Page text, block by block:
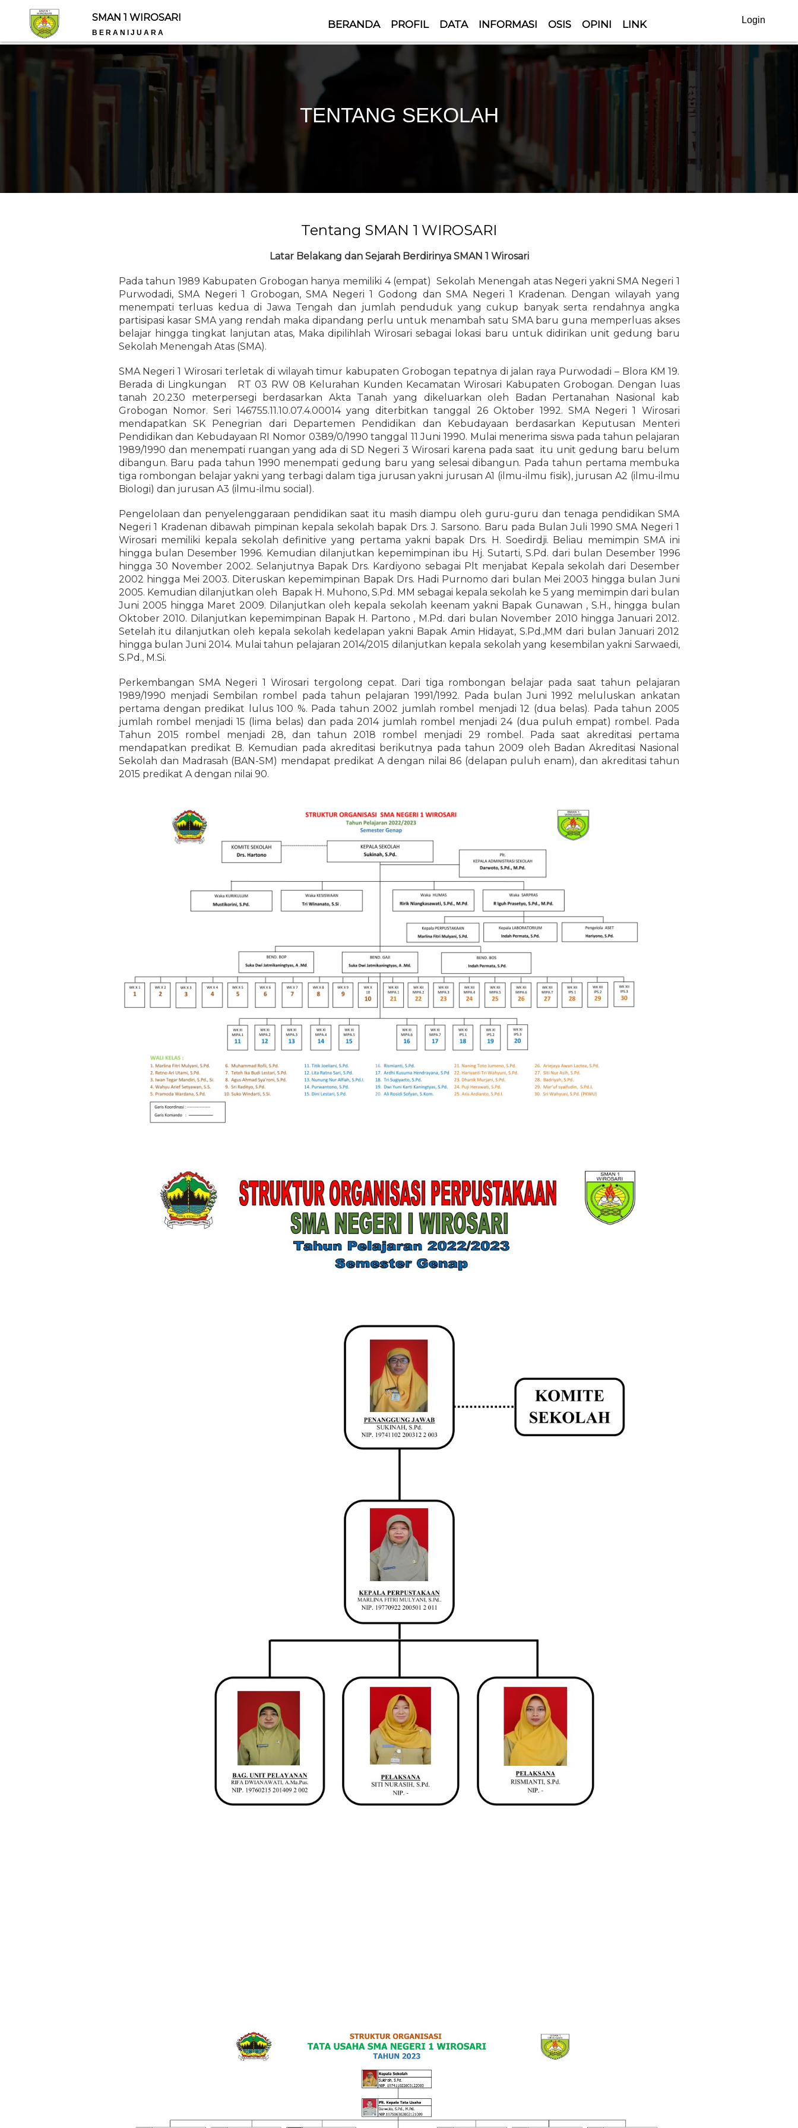
SMAN 1 WIROSARI
B E R A N I J U A R A
BERANDA PROFIL DATA INFORMASI OSIS OPINI LINK Login
TENTANG SEKOLAH
Tentang SMAN 1 WIROSARI
Latar Belakang dan Sejarah Berdirinya SMAN 1 Wirosari
Pada tahun 1989 Kabupaten Grobogan hanya memiliki 4 (empat) Sekolah Menengah atas Negeri yakni SMA Negeri 1
Purwodadi, SMA Negeri 1 Grobogan, SMA Negeri 1 Godong dan SMA Negeri 1 Kradenan. Dengan wilayah yang
menempati terluas kedua di Jawa Tengah dan jumlah penduduk yang cukup banyak serta rendahnya angka
partisipasi kasar SMA yang rendah maka dipandang perlu untuk menambah satu SMA baru guna memperluas akses
belajar hingga tingkat lanjutan atas, Maka dipilihlah Wirosari sebagai lokasi baru untuk didirikan unit gedung baru
Sekolah Menengah Atas (SMA).
SMA Negeri 1 Wirosari terletak di wilayah timur kabupaten Grobogan tepatnya di jalan raya Purwodadi – Blora KM 19.
Berada di Lingkungan RT 03 RW 08 Kelurahan Kunden Kecamatan Wirosari Kabupaten Grobogan. Dengan luas
tanah 20.230 meterpersegi berdasarkan Akta Tanah yang dikeluarkan oleh Badan Pertanahan Nasional kab
Grobogan Nomor. Seri 146755.11.10.07.4.00014 yang diterbitkan tanggal 26 Oktober 1992. SMA Negeri 1 Wirosari
mendapatkan SK Penegrian dari Departemen Pendidikan dan Kebudayaan berdasarkan Keputusan Menteri
Pendidikan dan Kebudayaan RI Nomor 0389/0/1990 tanggal 11 Juni 1990. Mulai menerima siswa pada tahun pelajaran
1989/1990 dan menempati ruangan yang ada di SD Negeri 3 Wirosari karena pada saat itu unit gedung baru belum
dibangun. Baru pada tahun 1990 menempati gedung baru yang selesai dibangun. Pada tahun pertama membuka
tiga rombongan belajar yakni yang terbagi dalam tiga jurusan yakni jurusan A1 (ilmu-ilmu fisik), jurusan A2 (ilmu-ilmu
Biologi) dan jurusan A3 (ilmu-ilmu social).
Pengelolaan dan penyelenggaraan pendidikan saat itu masih diampu oleh guru-guru dan tenaga pendidikan SMA
Negeri 1 Kradenan dibawah pimpinan kepala sekolah bapak Drs. J. Sarsono. Baru pada Bulan Juli 1990 SMA Negeri 1
Wirosari memiliki kepala sekolah definitive yang pertama yakni bapak Drs. H. Soedirdji. Beliau memimpin SMA ini
hingga bulan Desember 1996. Kemudian dilanjutkan kepemimpinan ibu Hj. Sutarti, S.Pd. dari bulan Desember 1996
hingga 30 November 2002. Selanjutnya Bapak Drs. Kardiyono sebagai Plt menjabat Kepala sekolah dari Desember
2002 hingga Mei 2003. Diteruskan kepemimpinan Bapak Drs. Hadi Purnomo dari bulan Mei 2003 hingga bulan Juni
2005. Kemudian dilanjutkan oleh Bapak H. Muhono, S.Pd. MM sebagai kepala sekolah ke 5 yang memimpin dari bulan
Juni 2005 hingga Maret 2009. Dilanjutkan oleh kepala sekolah keenam yakni Bapak Gunawan , S.H., hingga bulan
Oktober 2010. Dilanjutkan kepemimpinan Bapak H. Partono , M.Pd. dari bulan November 2010 hingga Januari 2012.
Setelah itu dilanjutkan oleh kepala sekolah kedelapan yakni Bapak Amin Hidayat, S.Pd.,MM dari bulan Januari 2012
hingga bulan Juni 2014. Mulai tahun pelajaran 2014/2015 dilanjutkan kepala sekolah yang kesembilan yakni Sarwaedi,
S.Pd., M.Si.
Perkembangan SMA Negeri 1 Wirosari tergolong cepat. Dari tiga rombongan belajar pada saat tahun pelajaran
1989/1990 menjadi Sembilan rombel pada tahun pelajaran 1991/1992. Pada bulan Juni 1992 meluluskan ankatan
pertama dengan predikat lulus 100 %. Pada tahun 2002 jumlah rombel menjadi 12 (dua belas). Pada tahun 2005
jumlah rombel menjadi 15 (lima belas) dan pada 2014 jumlah rombel menjadi 24 (dua puluh empat) rombel. Pada
Tahun 2015 rombel menjadi 28, dan tahun 2018 rombel menjadi 29 rombel. Pada saat akreditasi pertama
mendapatkan predikat B. Kemudian pada akreditasi berikutnya pada tahun 2009 oleh Badan Akreditasi Nasional
Sekolah dan Madrasah (BAN-SM) mendapat predikat A dengan nilai 86 (delapan puluh enam), dan akreditasi tahun
2015 predikat A dengan nilai 90.